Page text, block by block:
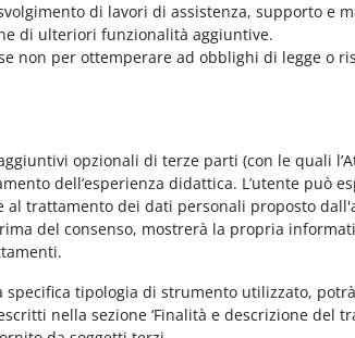
di lavori di assistenza, supporto e
di ulteriori funzionalità aggiuntive.
non per ottemperare ad obblighi di legge o
opzionali di terze parti (con le quali
dell’esperienza didattica. L’utente può
trattamento dei dati personali proposto
del consenso, mostrerà la propria
specifica tipologia di strumento utilizzato,
nella sezione ‘Finalità e descrizione del